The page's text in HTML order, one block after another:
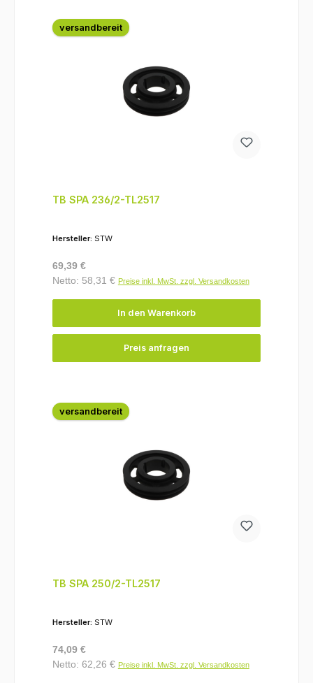
versandbereit
TB SPA 236/2-TL2517
Hersteller: STW
Regulärer Preis:
69,39 €
Netto: 58,31 € Preise inkl. MwSt. zzgl. Versandkosten
In den Warenkorb
Preis anfragen
versandbereit
TB SPA 250/2-TL2517
Hersteller: STW
Regulärer Preis:
74,09 €
Netto: 62,26 € Preise inkl. MwSt. zzgl. Versandkosten